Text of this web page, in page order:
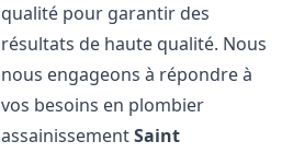
qualité pour garantir des
résultats de haute qualité. Nous
nous engageons à répondre à
vos besoins en plombier
assainissementSaint